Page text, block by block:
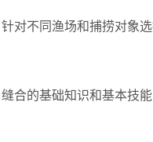
不同渔场和捕捞对象
的基础知识和基本技